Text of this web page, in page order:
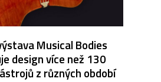
Musical Bodies
design více než 130
z různých období